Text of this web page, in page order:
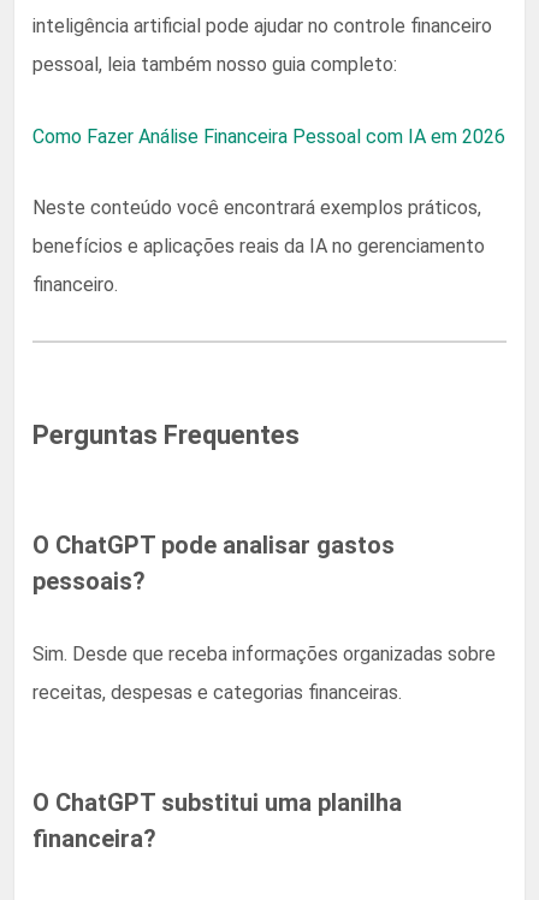
inteligência artificial pode ajudar no controle financeiro
pessoal, leia também nosso guia completo:
Como Fazer Análise Financeira Pessoal com IA em 2026
Neste conteúdo você encontrará exemplos práticos,
benefícios e aplicações reais da IA no gerenciamento
financeiro.
Perguntas Frequentes
O ChatGPT pode analisar gastos
pessoais?
Sim. Desde que receba informações organizadas sobre
receitas, despesas e categorias financeiras.
O ChatGPT substitui uma planilha
financeira?